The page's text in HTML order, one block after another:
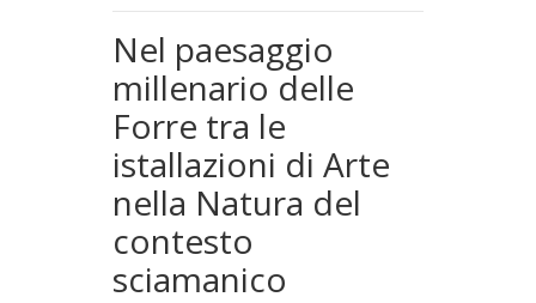
Nel paesaggio
millenario delle
Forre tra le
istallazioni di Arte
nella Natura del
contesto
sciamanico